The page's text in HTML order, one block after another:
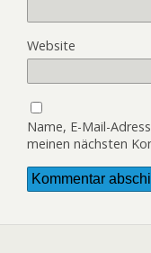
Website
Name, E-Mail-
meinen nächsten